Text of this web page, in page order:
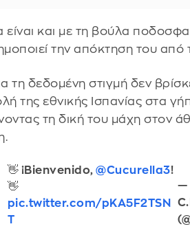
και με τη βούλα
την απόκτηση του από
δεδομένη στιγμή δεν
της εθνικής Ισπανίας στα
τη δική του μάχη στον
👋 ¡Bienvenido,@Cucurella3!
👋
pic.twitter.com/pKA5F2TSN
T
—